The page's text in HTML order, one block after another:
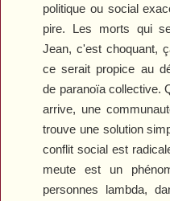
politique ou social
pire. Les morts qui
Jean, c'est choquant,
ce serait propice au
de paranoïa collective.
arrive, une
trouve une solution
conflit social est
meute est un
personnes lambda,